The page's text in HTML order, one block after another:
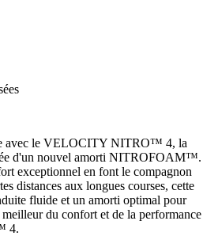
avec le VELOCITY NITRO™ 4, la
d'un nouvel amorti NITROFOAM™.
exceptionnel en font le compagnon
distances aux longues courses, cette
fluide et un amorti optimal pour
du confort et de la performance
4.